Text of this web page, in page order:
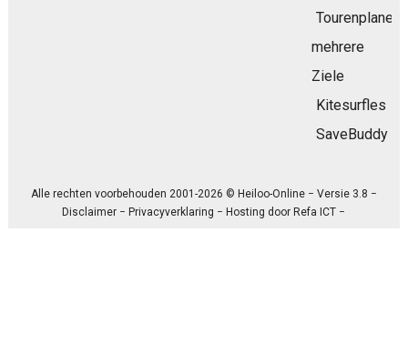
Tourenplaner
mehrere
Ziele
Kitesurfles
SaveBuddy
Alle rechten voorbehouden 2001-2026 © Heiloo-Online − Versie 3.8 −
Disclaimer −Privacyverklaring − Hosting doorRefa ICT −